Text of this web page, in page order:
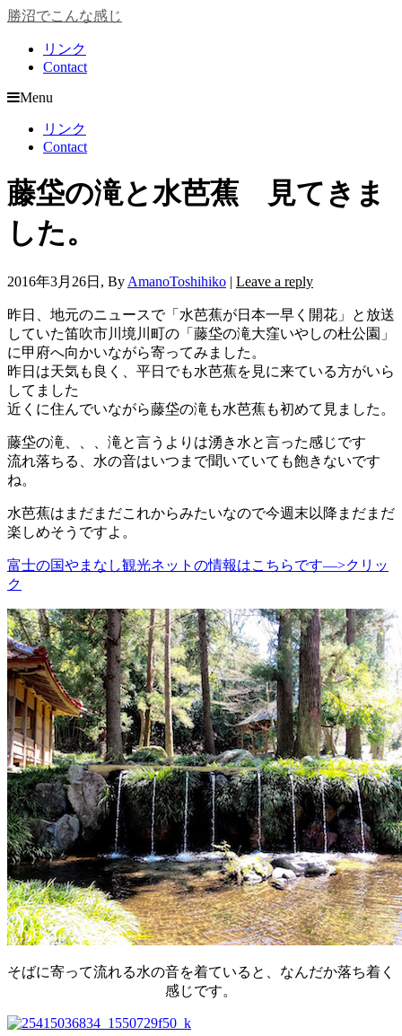
勝沼でこんな感じ
リンク
Contact
Menu
リンク
Contact
藤垈の滝と水芭蕉 見てきま
した。
2016年3月26日 , By AmanoToshihiko | Leave a reply
昨日、地元のニュースで「水芭蕉が日本一早く開花」と放送
していた笛吹市川境川町の「藤垈の滝大窪いやしの杜公園」
に甲府へ向かいながら寄ってみました。
昨日は天気も良く、平日でも水芭蕉を見に来ている方がいら
してました
近くに住んでいながら藤垈の滝も水芭蕉も初めて見ました。
藤垈の滝、、、滝と言うよりは湧き水と言った感じです
流れ落ちる、水の音はいつまで聞いていても飽きないです
ね。
水芭蕉はまだまだこれからみたいなので今週末以降まだまだ
楽しめそうですよ。
富士の国やまなし観光ネットの情報はこちらです—>クリッ
ク
そばに寄って流れる水の音を着ていると、なんだか落ち着く
感じです。